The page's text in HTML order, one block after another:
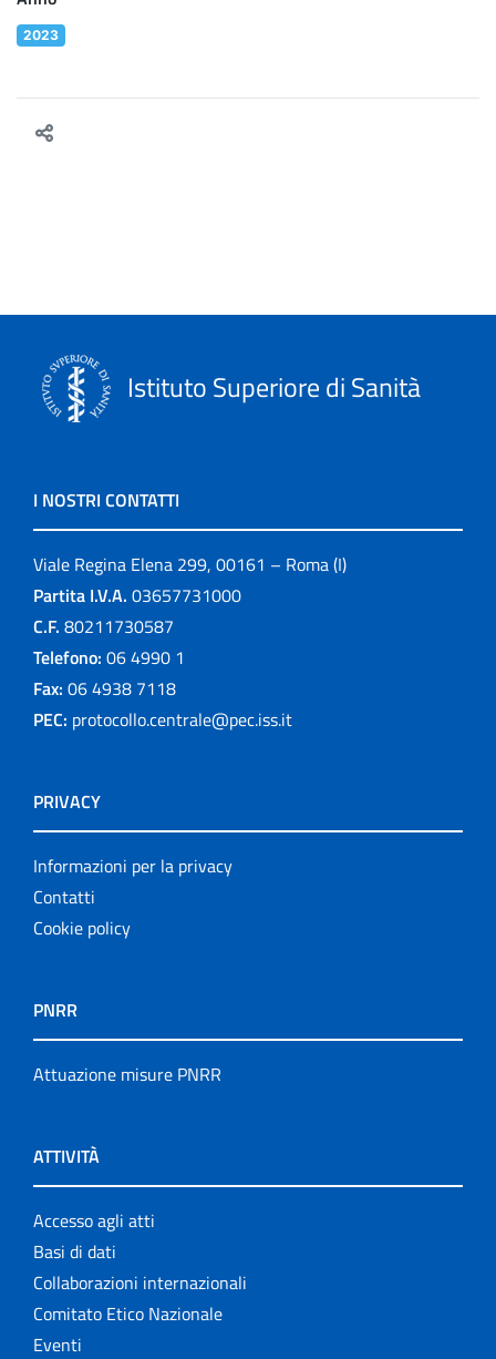
2023
Istituto Superiore di Sanità
I NOSTRI CONTATTI
Viale Regina Elena 299, 00161 – Roma (I)
Partita I.V.A. 03657731000
C.F. 80211730587
Telefono: 06 4990 1
Fax: 06 4938 7118
PEC: protocollo.centrale@pec.iss.it
PRIVACY
Informazioni per la privacy
Contatti
Cookie policy
PNRR
Attuazione misure PNRR
ATTIVITÀ
Accesso agli atti
Basi di dati
Collaborazioni internazionali
Comitato Etico Nazionale
Eventi